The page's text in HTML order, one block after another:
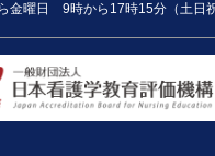
金曜日 9時から17時15分（土日祝